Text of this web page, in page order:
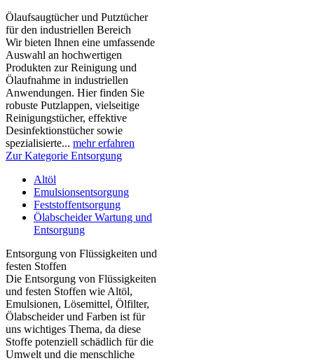
Ölaufsaugtücher und Putztücher
für den industriellen Bereich
Wir bieten Ihnen eine umfassende
Auswahl an hochwertigen
Produkten zur Reinigung und
Ölaufnahme in industriellen
Anwendungen. Hier finden Sie
robuste Putzlappen, vielseitige
Reinigungstücher, effektive
Desinfektionstücher sowie
spezialisierte... mehr erfahren
Zur Kategorie Entsorgung
Altöl
Emulsionsentsorgung
Feststoffentsorgung
Ölabscheider Wartung und
Entsorgung
Entsorgung von Flüssigkeiten und
festen Stoffen
Die Entsorgung von Flüssigkeiten
und festen Stoffen wie Altöl,
Emulsionen, Lösemittel, Ölfilter,
Ölabscheider und Farben ist für
uns wichtiges Thema, da diese
Stoffe potenziell schädlich für die
Umwelt und die menschliche